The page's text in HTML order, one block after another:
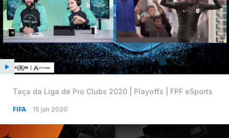
Taça da Liga de Pro Clubs 2020 | Playoffs | FPF eSports
FIFA 15 jan 2020